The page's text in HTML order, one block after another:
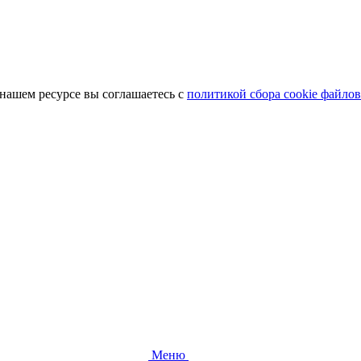
ресурсе вы соглашаетесь с политикой сбора cookie
Меню